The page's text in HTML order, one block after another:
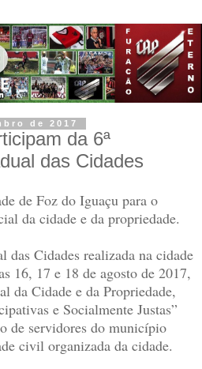
de 2017
da 6ª
das Cidades
de Foz do Iguaçu para o
da cidade e da propriedade.
das Cidades realizada na cidade
16, 17 e 18 de agosto de 2017,
da Cidade e da Propriedade,
e Socialmente Justas”
de servidores do município
civil organizada da cidade.